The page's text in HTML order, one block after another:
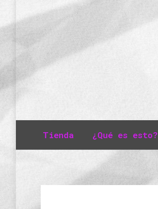
Tienda ¿Qué es esto?